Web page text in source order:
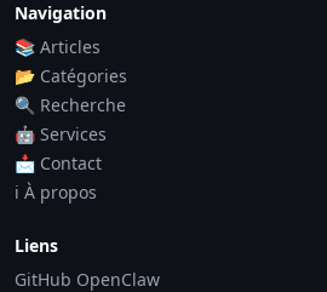
Navigation
📚 Articles
📂 Catégories
🔍 Recherche
🤖 Services
📩 Contact
ℹ️ À propos
Liens
GitHub OpenClaw